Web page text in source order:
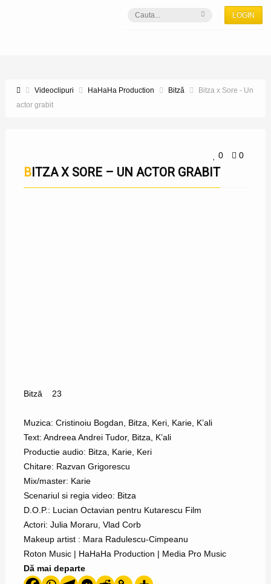
LOGIN
Videoclipuri HaHaHa Production Bitză
Bitza x Sore - Un
actor grabit
0 0
BITZA X SORE – UN ACTOR GRABIT
Bitză 23
Muzica: Cristinoiu Bogdan, Bitza, Keri, Karie, K’ali
Text: Andreea Andrei Tudor, Bitza, K’ali
Productie audio: Bitza, Karie, Keri
Chitare: Razvan Grigorescu
Mix/master: Karie
Scenariul si regia video: Bitza
D.O.P.: Lucian Octavian pentru Kutarescu Film
Actori: Julia Moraru, Vlad Corb
Makeup artist : Mara Radulescu-Cimpeanu
Roton Music | HaHaHa Production | Media Pro Music
Dă mai departe